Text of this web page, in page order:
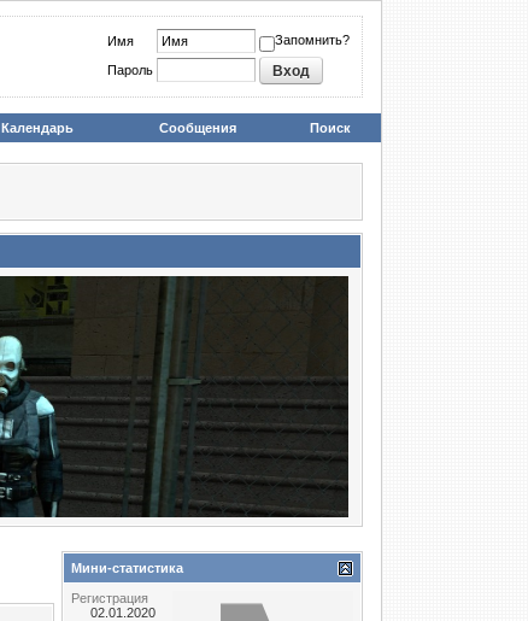
Имя Запомнить?
Пароль
Календарь Сообщения Поиск
Мини-статистика
Регистрация
02.01.2020